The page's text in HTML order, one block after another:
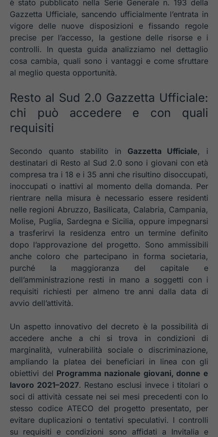
è stato pubblicato nella Serie Generale n. 193 della
Gazzetta Ufficiale, sancendo ufficialmente l’entrata in
vigore delle nuove disposizioni e fissando regole
precise per l’accesso, la gestione delle risorse e i
controlli. In questa guida analizziamo nel dettaglio
cosa cambia, quali sono i vantaggi e come sfruttare
al meglio questa opportunità.
Resto al Sud 2.0 Gazzetta Ufficiale:
chi può accedere e con quali
requisiti
Secondo quanto stabilito in Gazzetta Ufficiale, i
destinatari di Resto al Sud 2.0 sono i giovani con età
compresa tra i 18 e i 35 anni che risultino disoccupati,
inoccupati o inattivi al momento della domanda. Per
rientrare nella misura è necessario essere residenti
nelle regioni Abruzzo, Basilicata, Calabria, Campania,
Molise, Puglia, Sardegna e Sicilia, oppure impegnarsi
a trasferirvi la residenza entro un termine definito
dopo l’approvazione del progetto. Sono ammissibili
anche coloro che partecipano in forma societaria,
purché la maggioranza del capitale e
dell’amministrazione resti in mano a soggetti con i
requisiti richiesti per almeno tre anni dalla data di
avvio dell’attività.
Un aspetto innovativo del decreto è la possibilità di
accedere anche a chi si trova in condizioni di
marginalità, vulnerabilità sociale o discriminazione,
ampliando la platea dei beneficiari in linea con gli
obiettivi del Programma nazionale giovani, donne e
lavoro 2021–2027. Restano esclusi invece i titolari o
soci di attività cessate nei sei mesi precedenti con lo
stesso codice ATECO del progetto presentato, per
evitare duplicazioni o tentativi speculativi. I controlli
su requisiti e condizioni sono affidati a Invitalia e